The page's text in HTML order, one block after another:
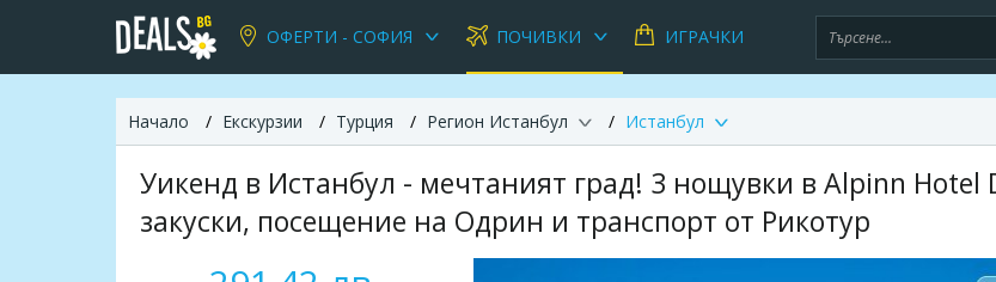
ОФЕРТИ - СОФИЯ ПОЧИВКИ ИГРАЧКИ
Начало Екскурзии Турция Регион Истанбул Истанбул
Уикенд в Истанбул - мечтаният град! 3 нощувки в Alpinn Hotel
закуски, посещение на Одрин и транспорт от Рикотур